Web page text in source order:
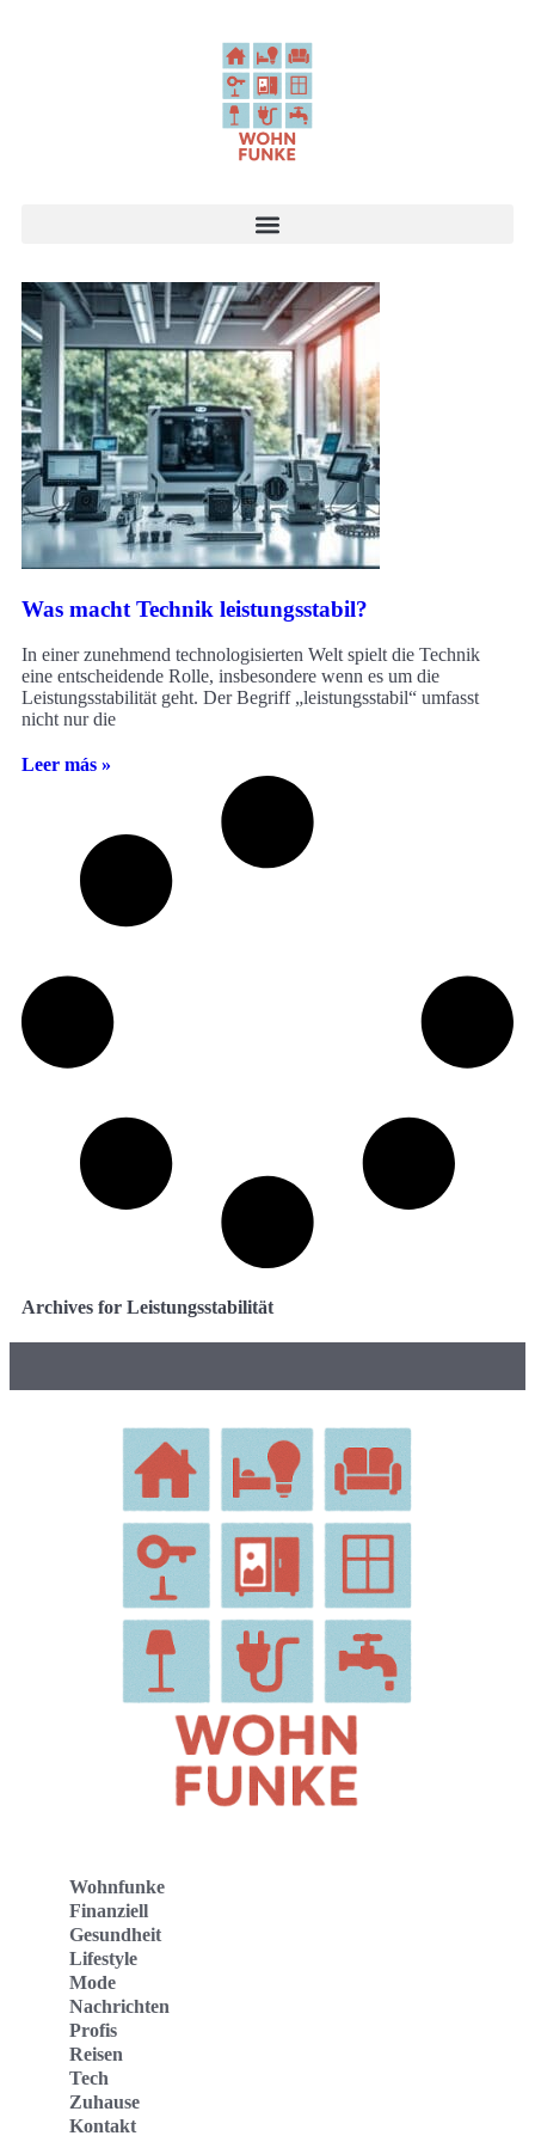
Was macht Technik leistungsstabil?
In einer zunehmend technologisierten Welt spielt die Technik
eine entscheidende Rolle, insbesondere wenn es um die
Leistungsstabilität geht. Der Begriff „leistungsstabil“ umfasst
nicht nur die
Leer más »
Archives for Leistungsstabilität
Wohnfunke
Finanziell
Gesundheit
Lifestyle
Mode
Nachrichten
Profis
Reisen
Tech
Zuhause
Kontakt